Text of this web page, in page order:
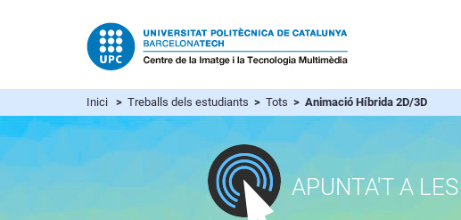
Inici > Treballs dels estudiants > Tots > Animació Híbrida 2D/3D
APUNTA'T A LES